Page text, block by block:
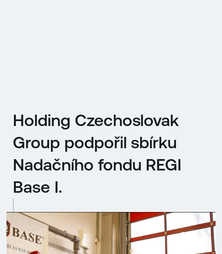
Holding Czechoslovak
Group podpořil sbírku
Nadačního fondu REGI
Base I.